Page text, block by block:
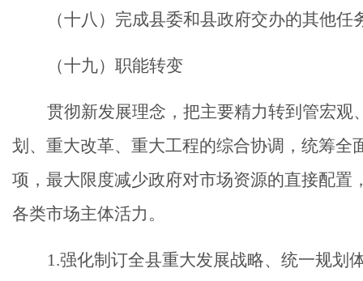
（十八 ）完成县委和县政府交办的其他任
（十九）职能转变
贯彻新发展理念，把主要精力转到管宏
划、重大改革、重大工程的综合协调，统筹
项，最大限度减少政府对市场资源的直接配
各类市场主体活力。
1.强化制订全县重大发展战略、统一规划